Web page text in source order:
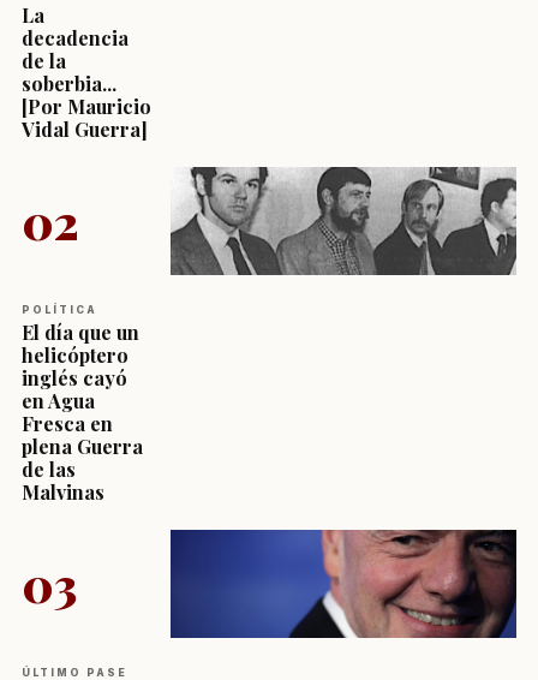
La
decadencia
de la
soberbia...
[Por Mauricio
Vidal Guerra]
02
POLÍTICA
El día que un
helicóptero
inglés cayó
en Agua
Fresca en
plena Guerra
de las
Malvinas
03
ÚLTIMO PASE